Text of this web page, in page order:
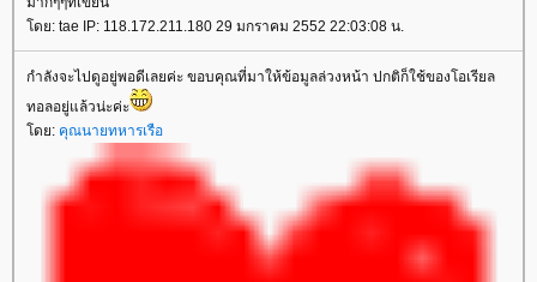
ดย: tae IP: 118.172.211.180 29 มกราคม 2552 22:03:08 น.
กำลังจะไปดูอยู่พอดีเลยค่ะ ขอบคุณที่มาให้ข้อมูลล่วงหน้า ปกติก็ใช้ของโอเรียล
ทอลอยู่แล้วน่ะค่ะ
ดย: คุณนายทหารเรือ